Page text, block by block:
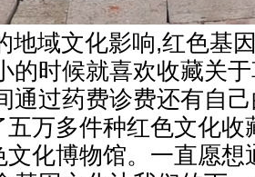
地域文化影响,红色基
的时候就喜欢收藏关
通过药费诊费还有自
五万多件种红色文化收
文化博物馆。一直愿想